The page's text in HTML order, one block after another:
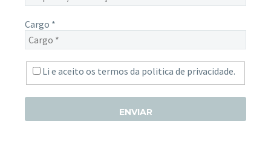
Cargo *
Li e aceito os termos da politica de privacidade.